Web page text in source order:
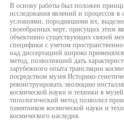
В основу работы был положен
исследования явлений и процессов в
условиями, породившими их,
своеобразных черт, присущих этим
объективно существующих связей
специфики с учетом
над диссертацией широко
метод, позволивший дать
зарубежного опыта трансляции
посредством музея Историко-
реконструировать эволюцию
космической науки и техники в
типологический метод позволил
памятников космической науки и
космического наследия.